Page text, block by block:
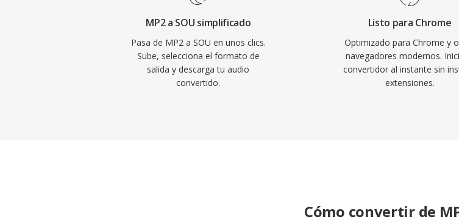
MP2 a SOU simplificado
Pasa de MP2 a SOU en unos clics.
Sube, selecciona el formato de
salida y descarga tu audio
convertido.
Listo para Chrome
Optimizado para Chrome y
navegadores modernos.
convertidor al instante sin
extensiones.
Cómo convertir de